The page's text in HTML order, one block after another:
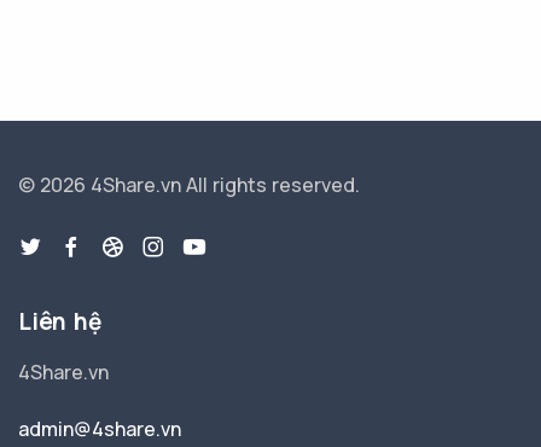
© 2026 4Share.vnAll rights reserved.
Liên hệ
4Share.vn
admin@4share.vn